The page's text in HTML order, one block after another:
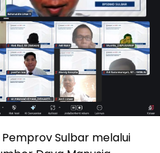
Sulbar melalui